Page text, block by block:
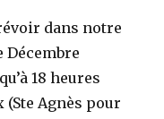
dans notre
18 heures
Agnès pour